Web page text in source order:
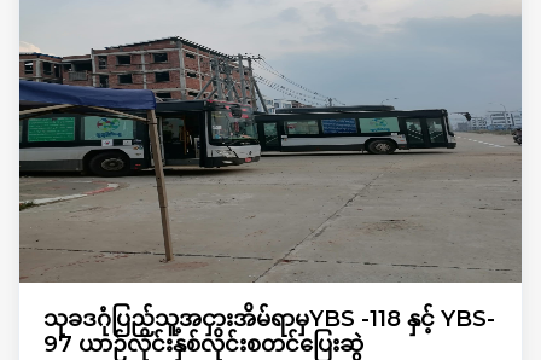
သုခဒဂုံပြည်သူ့အငှားအိမ်ရာမှYBS -118 နှင့် YBS-
97 ယာဉ်လိုင်းနှစ်လိုင်းစတင်ပြေးဆွဲ